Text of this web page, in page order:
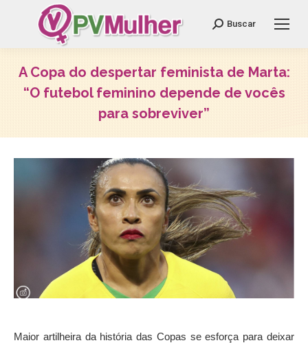
Search:
Buscar
A Copa do despertar feminista de Marta:
“O futebol feminino depende de vocês
para sobreviver”
Maior artilheira da história das Copas se esforça para deixar